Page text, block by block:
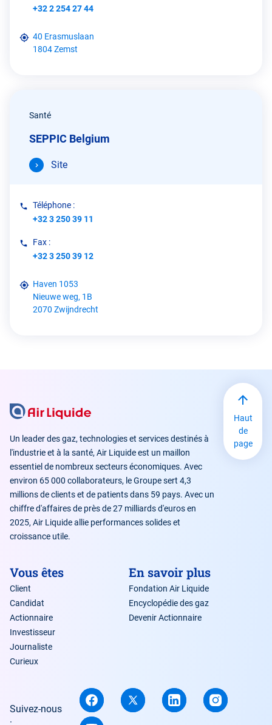
+32 2 254 27 44
40 Erasmuslaan
1804 Zemst
Santé
SEPPIC Belgium
Site
Téléphone :
+32 3 250 39 11
Fax :
+32 3 250 39 12
Haven 1053
Nieuwe weg, 1B
2070 Zwijndrecht
Un leader des gaz, technologies et services destinés à
l'industrie et à la santé, Air Liquide est un maillon
essentiel de nombreux secteurs économiques. Avec
environ 65 000 collaborateurs, le Groupe sert 4,3
millions de clients et de patients dans 59 pays. Avec un
chiffre d'affaires de près de 27 milliards d'euros en
2025, Air Liquide allie performances solides et
croissance utile.
Vous êtes
Client
Candidat
Actionnaire
Investisseur
Journaliste
Curieux
En savoir plus
Fondation Air Liquide
Encyclopédie des gaz
Devenir Actionnaire
Suivez-nous
Haut
de
page